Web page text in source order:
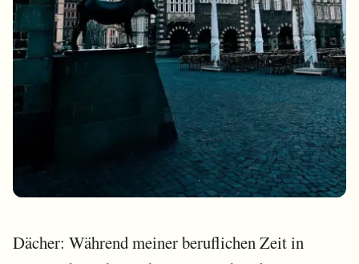
Dächer: Während meiner beruflichen Zeit in